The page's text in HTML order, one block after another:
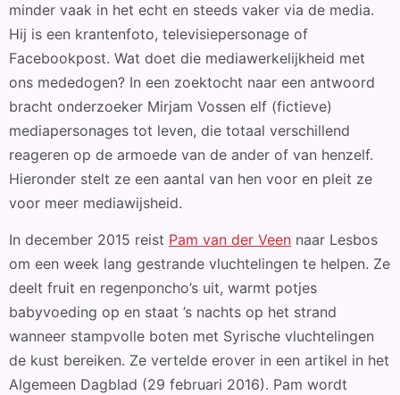
minder vaak in het echt en steeds vaker via de media.
Hij is een krantenfoto, televisiepersonage of
Facebookpost. Wat doet die mediawerkelijkheid met
ons mededogen? In een zoektocht naar een antwoord
bracht onderzoeker Mirjam Vossen elf (fictieve)
mediapersonages tot leven, die totaal verschillend
reageren op de armoede van de ander of van henzelf.
Hieronder stelt ze een aantal van hen voor en pleit ze
voor meer mediawijsheid.
In december 2015 reist Pam van der Veen naar Lesbos
om een week lang gestrande vluchtelingen te helpen. Ze
deelt fruit en regenponcho’s uit, warmt potjes
babyvoeding op en staat ’s nachts op het strand
wanneer stampvolle boten met Syrische vluchtelingen
de kust bereiken. Ze vertelde erover in een artikel in het
Algemeen Dagblad (29 februari 2016). Pam wordt